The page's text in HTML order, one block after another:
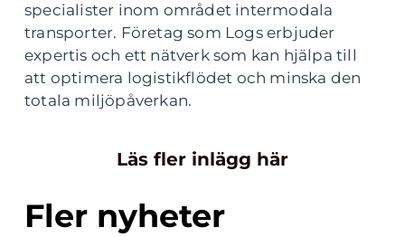
specialister inom området intermodala
transporter. Företag som Logs erbjuder
expertis och ett nätverk som kan hjälpa till
att optimera logistikflödet och minska den
totala miljöpåverkan.
Läs fler inlägg här
Fler nyheter